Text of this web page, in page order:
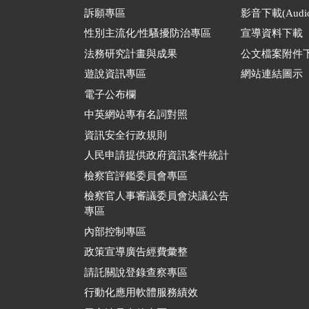
訴願專區
性別主流化/性騷擾防治專區
法務研究計畫與成果
遊說資訊專區
電子公布欄
中英網站專有名詞對照
資訊安全行政規則
人民申請提供政府資訊案件統計
檢察官評鑑委員會專區
檢察官人事審議委員會決議公告
專區
內部控制專區
政策宣導廣告經費彙整
請託關說登錄查察專區
行動化應用軟體服務績效
影音下載
宣導資料下載
公文檔案附件
網站連結圖示